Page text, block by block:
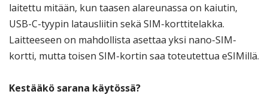
laitettu mitään, kun taasen alareunassa on kaiutin,
USB-C-tyypin latausliitin sekä SIM-korttitelakka.
Laitteeseen on mahdollista asettaa yksi nano-SIM-
kortti, mutta toisen SIM-kortin saa toteutettua eSIMillä.
Kestääkö sarana käytössä?